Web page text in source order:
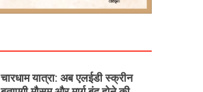
चारधाम यात्रा: अब एलईडी स्क्रीन